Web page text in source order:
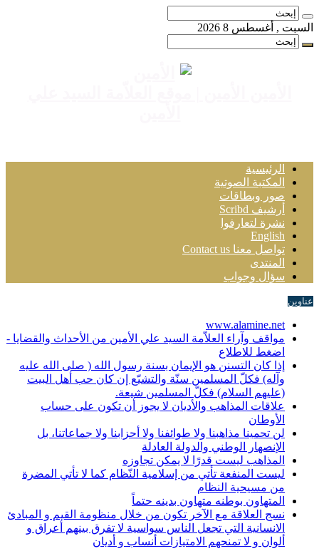
السبت , أغسطس 8 2026
الرئيسية
المكتبة الصوتية
صور وبطاقات
أرشيف Scribd
نشرة لتعارفوا
English
تواصل معنا Contact us
المنتدى
سؤال وجواب
عناوين
www.alamine.net
مواقف وآراء العلاّمة السيد علي الأمين من الأحداث والقضايا -
اضغط للاطلاع
إذا كان التسنن هو الإيمان بسنة رسول الله ( صلى الله عليه
وآله) فكلّ المسلمين سنّة والتشيّع إن كان حب أهل البيت
(عليهم السلام) فكلّ المسلمين شيعة.
علاقات المذاهب والأديان لا يجوز أن تكون على حساب
الأوطان
لن تحمينا مذاهبنا ولا طوائفنا ولا أحزابنا ولا جماعاتنا، بل
الإنصهار الوطني والدولة العادلة
المذاهب ليست قدرًا لا يمكن تجاوزه
ليست المنفعة تأتي من إسلامية النّظام كما لا تأتي المضرة
من مسيحية النظام
المتهاون بوطنه متهاون بدينه حتماً
نسج العلاقة مع الآخر تكون من خلال منظومة القيم و المبادئ
الانسانية التي تجعل الناس سواسية لا تفرق بينهم أعراق و
ألوان و لا تمنحهم الامتيازات أنساب و أديان